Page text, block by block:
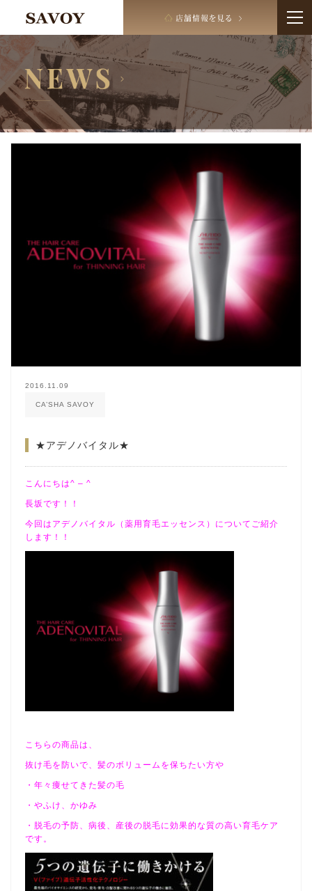
2016.11.09
CA’SHA SAVOY
★アデノバイタル★
こんにちは^ – ^
長坂です！！
今回はアデノバイタル（薬用育毛エッセンス）についてご紹介
します！！
こちらの商品は、
抜け毛を防いで、髪のボリュームを保ちたい方や
・年々痩せてきた髪の毛
・やふけ、かゆみ
・脱毛の予防、病後、産後の脱毛に効果的な質の高い育毛ケア
です。